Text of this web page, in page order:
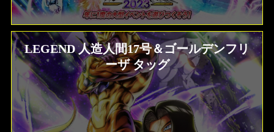
LEGEND 人造人間17号＆ゴールデンフリ
ーザ タッグ